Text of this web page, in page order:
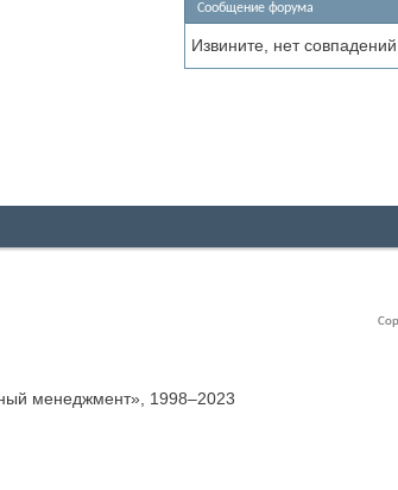
Сообщение форума
Извините, нет
менеджмент», 1998–2023